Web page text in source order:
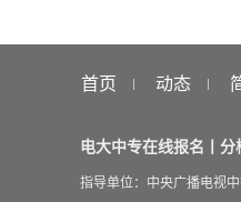
首页 动态
电大中专在线报名丨
指导单位：中央广播电视